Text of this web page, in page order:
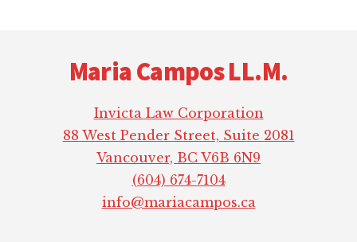
Maria Campos LL.M.
Invicta Law Corporation
88 West Pender Street, Suite 2081
Vancouver, BC V6B 6N9
(604) 674-7104
info@mariacampos.ca